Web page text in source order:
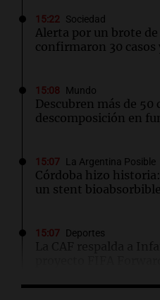
15:22 Sociedad
Alerta por un brote
confirmaron 30
15:08 Mundo
Descubren más de 50
descomposición en
15:07 La Argentina Posible
Córdoba hizo
un stent
15:07 Deportes
La CAF respalda a